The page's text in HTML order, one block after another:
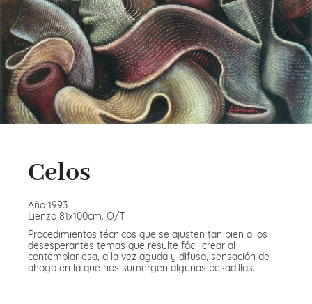
Celos
Año 1993
Lienzo 81x100cm. O/T
Procedimientos técnicos que se ajusten tan bien a los
desesperantes temas que resulte fácil crear al
contemplar esa, a la vez aguda y difusa, sensación de
ahogo en la que nos sumergen algunas pesadillas.